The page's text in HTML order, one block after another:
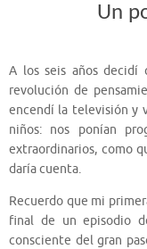
Un
A los seis años decidí
revolución de
encendí la televisión y
niños: nos ponían
extraordinarios, como
daría cuenta.
Recuerdo que mi
final de un episodio
consciente del gran